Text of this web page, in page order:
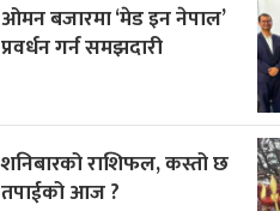
ओमन बजारमा ‘मेड इन नेपाल’
प्रवर्धन गर्न समझदारी
शनिबारको राशिफल, कस्तो छ
तपाईको आज ?